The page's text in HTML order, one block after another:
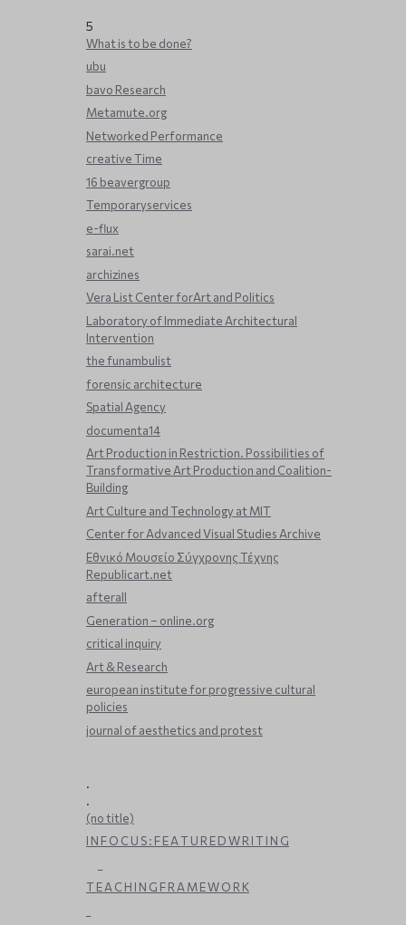
5
What is to be done?
ubu
bavo Research
Metamute.org
Networked Performance
creative Time
16 beavergroup
Temporaryservices
e-flux
sarai.net
archizines
Vera List Center forArt and Politics
Laboratory of Immediate Architectural
Intervention
the funambulist
forensic architecture
Spatial Agency
documenta14
Art Production in Restriction. Possibilities of
Transformative Art Production and Coalition-
Building
Art Culture and Technology at MIT
Center for Advanced Visual Studies Archive
Εθνικό Μουσείο Σύγχρονης Τέχνης
Republicart.net
afterall
Generation – online.org
critical inquiry
Art & Research
european institute for progressive cultural
policies
journal of aesthetics and protest
.
.
(no title)
I N F O C U S : F E A T U R E D W R I T I N G
T E A C H I N G F R A M E W O R K